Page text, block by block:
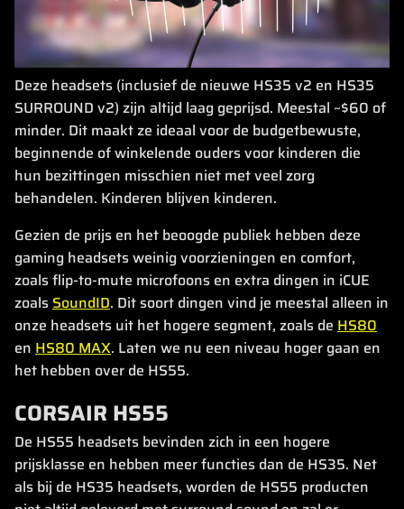
Deze headsets (inclusief de nieuwe HS35 v2 en HS35
SURROUND v2) zijn altijd laag geprijsd. Meestal ~$60 of
minder. Dit maakt ze ideaal voor de budgetbewuste,
beginnende of winkelende ouders voor kinderen die
hun bezittingen misschien niet met veel zorg
behandelen. Kinderen blijven kinderen.
Gezien de prijs en het beoogde publiek hebben deze
gaming headsets weinig voorzieningen en comfort,
zoals flip-to-mute microfoons en extra dingen in iCUE
zoalsSoundID. Dit soort dingen vind je meestal alleen in
onze headsets uit het hogere segment, zoals de HS80
en HS80 MAX. Laten we nu een niveau hoger gaan en
het hebben over de HS55.
CORSAIR HS55
De HS55 headsets bevinden zich in een hogere
prijsklasse en hebben meer functies dan de HS35. Net
als bij de HS35 headsets, worden de HS55 producten